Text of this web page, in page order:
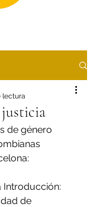
lectura
de género
Introducción:
de